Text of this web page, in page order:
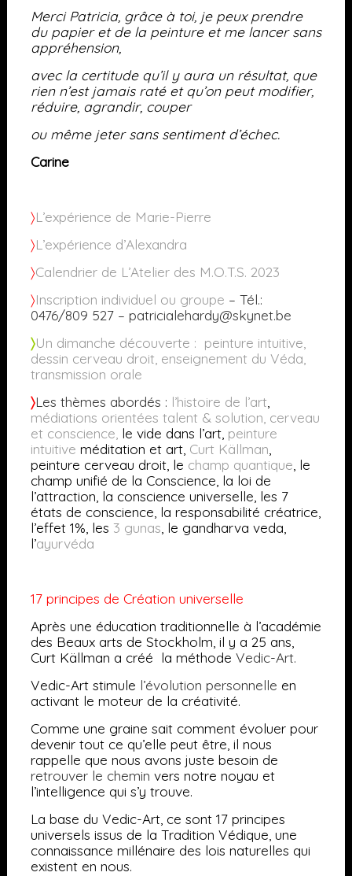
Merci Patricia, grâce à toi, je peux prendre
du papier et de la peinture et me lancer sans
appréhension,
avec la certitude qu’il y aura un résultat, que
rien n’est jamais raté et qu’on peut modifier,
réduire, agrandir, couper
ou même jeter sans sentiment d’échec.
Carine
〉L’expérience de Marie-Pierre
〉L’expérience d’Alexandra
〉Calendrier de L’Atelier des M.O.T.S. 2023
〉Inscription individuel ou groupe – Tél.:
0476/809 527 – patricialehardy@skynet.be
〉Un dimanche découverte : peinture intuitive,
dessin cerveau droit, enseignement du Véda,
transmission orale
〉Les thèmes abordés : l’histoire de l’art,
médiations orientées talent & solution, cerveau
et conscience, le vide dans l’art, peinture
intuitive méditation et art, Curt Källman,
peinture cerveau droit, le champ quantique, le
champ unifié de la Conscience, la loi de
l’attraction, la conscience universelle, les 7
états de conscience, la responsabilité créatrice,
l’effet 1%, les 3 gunas, le gandharva veda,
l’ayurvéda
17 principes de Création universelle
Après une éducation traditionnelle à l’académie
des Beaux arts de Stockholm, il y a 25 ans,
Curt Källman a créé la méthode Vedic-Art.
Vedic-Art stimule l’évolution personnelle en
activant le moteur de la créativité.
Comme une graine sait comment évoluer pour
devenir tout ce qu’elle peut être, il nous
rappelle que nous avons juste besoin de
retrouver le chemin vers notre noyau et
l’intelligence qui s’y trouve.
La base du Vedic-Art, ce sont 17 principes
universels issus de la Tradition Védique, une
connaissance millénaire des lois naturelles qui
existent en nous.